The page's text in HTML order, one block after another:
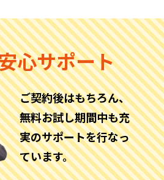
心サポート
ご契約後はもちろん、
無料お試し期間中も充
実のサポートを行なっ
ています。